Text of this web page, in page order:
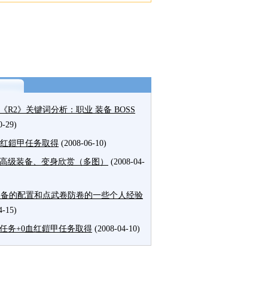
R2》关键词分析：职业 装备 BOSS
29)
鎧甲任务取得 (2008-06-10)
级装备、变身欣赏（多图） (2008-04-
的配置和点武卷防卷的一些个人经验
15)
务+0血红鎧甲任务取得 (2008-04-10)